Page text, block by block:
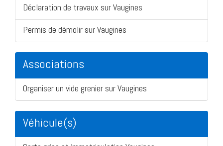
Déclaration de travaux sur Vaugines
Permis de démolir sur Vaugines
Associations
Organiser un vide grenier sur Vaugines
Véhicule(s)